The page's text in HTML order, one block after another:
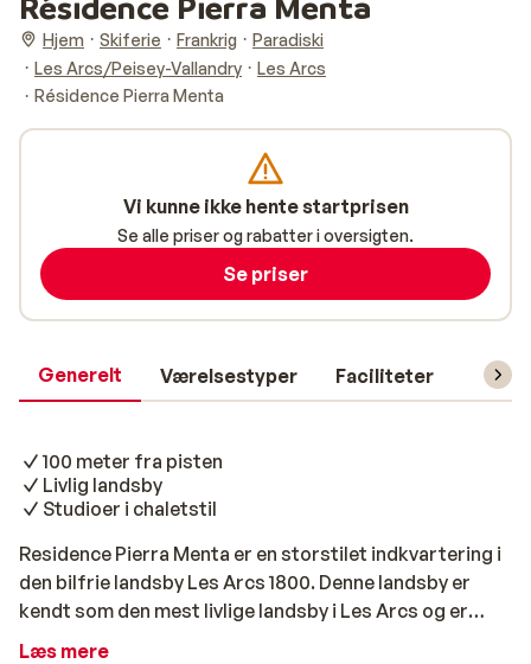
Hjem Skiferie Frankrig
Paradiski
Les Arcs/Peisey-Vallandry
Les Arcs
Résidence Pierra Menta
Generelt Værelsestyper Faciliteter
100 meter fra pisten
Livlig landsby
Studioer i chaletstil
Residence Pierra Menta er en storstilet indkvartering i
den bilfrie landsby Les Arcs 1800. Denne landsby er
kendt som den mest livlige landsby i Les Arcs og er
ideel til både skiløb og afterski-aktiviteter.
Læs mere
Vi kunne ikke hente startprisen
Se alle priser og rabatter i oversigten.
Se priser